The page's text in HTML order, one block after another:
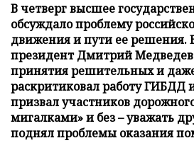
В четверг высшее
обсуждало проблему
движения и пути ее решения.
президент Дмитрий Медведев
принятия решительных и
раскритиковал работу ГИБДД
призвал участников
мигалками» и без – уважать
поднял проблемы оказания